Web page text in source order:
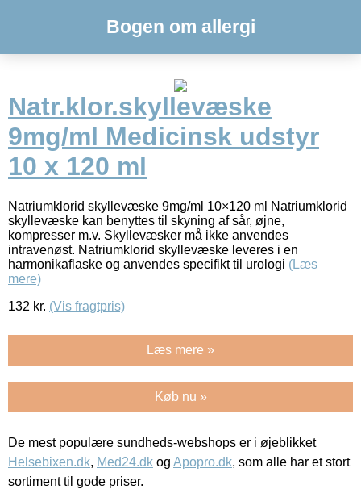
Bogen om allergi
Natr.klor.skyllevæske
9mg/ml Medicinsk udstyr
10 x 120 ml
Natriumklorid skyllevæske 9mg/ml 10×120 ml Natriumklorid
skyllevæske kan benyttes til skyning af sår, øjne,
kompresser m.v. Skyllevæsker må ikke anvendes
intravenøst. Natriumklorid skyllevæske leveres i en
harmonikaflaske og anvendes specifikt til urologi (Læs
mere)
132 kr. (Vis fragtpris)
Læs mere »
Køb nu »
De mest populære sundheds-webshops er i øjeblikket
Helsebixen.dk, Med24.dk og Apopro.dk, som alle har et stort
sortiment til gode priser.